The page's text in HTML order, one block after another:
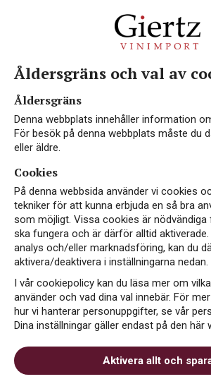
Instagram
Facebook
Kontakt
Integritetspolicy
Åldersgräns och val av
Åldersgräns
Denna webbplats innehåller information
För besök på denna webbplats måste du
eller äldre.
Cookies
På denna webbsida använder vi cookies
tekniker för att kunna erbjuda en så bra
som möjligt. Vissa cookies är
ska fungera och är därför alltid
analys och/eller marknadsföring, kan du
aktivera/deaktivera i inställningarna nedan.
I vår cookiepolicy kan du läsa mer om
använder och vad dina val innebär. För
hur vi hanterar personuppgifter, se vår
Dina inställningar gäller endast på den här
Aktivera allt och